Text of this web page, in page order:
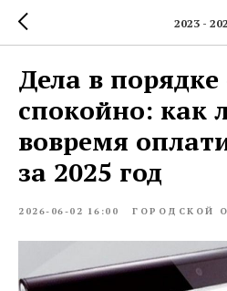
2023 -
Дела в
спокойно: как
вовремя
за 2025 год
2026-06-02 16:00 ГОРОДСКОЙ